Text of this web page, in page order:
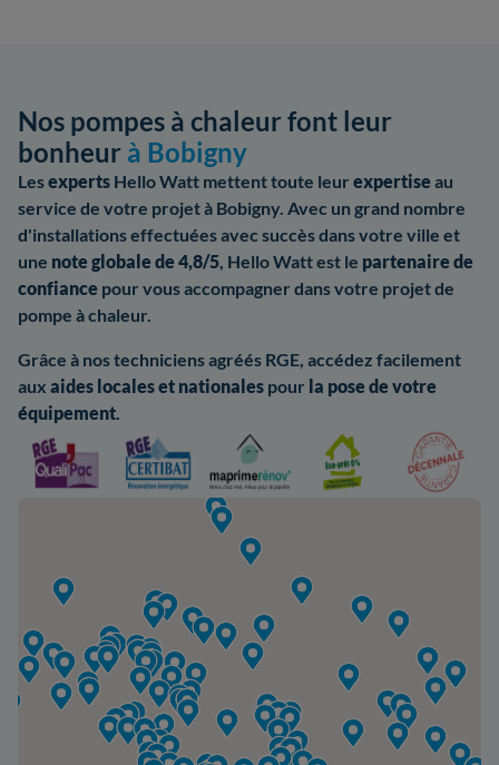
Nos pompes à chaleur font leur
bonheur à Bobigny
Lesexperts Hello Watt mettent toute leur expertise au
service de votre projet à Bobigny. Avec un grand nombre
d'installations effectuées avec succès dans votre ville et
une note globale de 4,8/5, Hello Watt est le partenaire de
confiance pour vous accompagner dans votre projet de
pompe à chaleur.
Grâce à nos techniciens agréés RGE, accédez facilement
aux aides locales et nationales pour la pose de votre
équipement.